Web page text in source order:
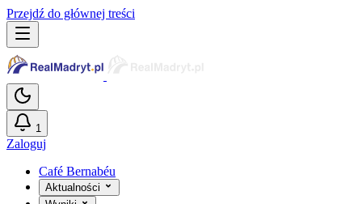
Przejdź do głównej treści
1
Zaloguj
Café Bernabéu
Aktualności